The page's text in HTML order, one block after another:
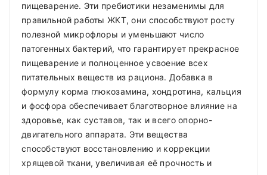
пищеварение. Эти пребиотики незаменимы для
правильной работы ЖКТ, они способствуют росту
полезной микрофлоры и уменьшают число
патогенных бактерий, что гарантирует прекрасное
пищеварение и полноценное усвоение всех
питательных веществ из рациона. Добавка в
формулу корма глюкозамина, хондротина, кальция
и фосфора обеспечивает благотворное влияние на
здоровье, как суставов, так и всего опорно-
двигательного аппарата. Эти вещества
способствуют восстановлению и коррекции
хрящевой ткани, увеличивая её прочность и